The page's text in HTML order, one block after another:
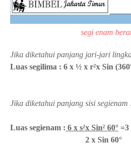
segi enam
Jika diketahui panjang jari-jari
Luas segilima : 6 x ½ x r²x Sin
Jika diketahui panjang sisi segienam
Luas segienam : 6 x s²x Sin² 60° =3
2 x Sin 60°